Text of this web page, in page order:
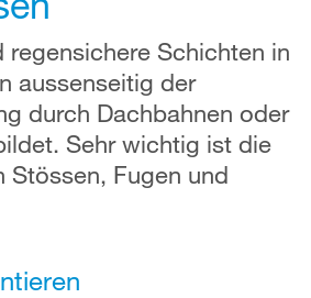
regensichere Schichten in
aussenseitig der
durch Dachbahnen oder
Sehr wichtig ist die
Stössen, Fugen und